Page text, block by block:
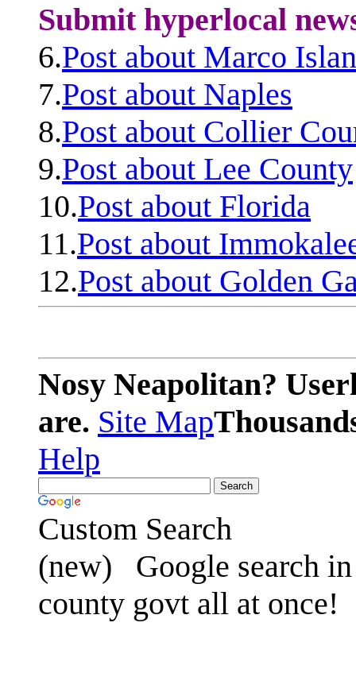
Submit hyperlocal
6.Post about Marco
7.Post about Naples
8.Post about Collier
9.Post about Lee County
10.Post about Florida
11.Post about
12.Post about Golden
Nosy Neapolitan?
are. Site Map
Help
Custom Search
(new)
Google search
county govt all at once!